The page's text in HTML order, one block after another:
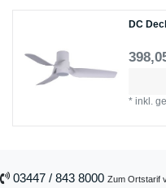
DC
*inkl.
03447 / 843 8000 Zum Ortstarif